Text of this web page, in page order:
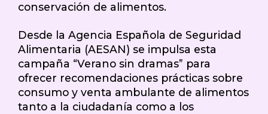
conservación de alimentos.
Desde la Agencia Española de Seguridad
Alimentaria (AESAN) se impulsa esta
campaña “Verano sin dramas” para
ofrecer recomendaciones prácticas sobre
consumo y venta ambulante de alimentos
tanto a la ciudadanía como a los